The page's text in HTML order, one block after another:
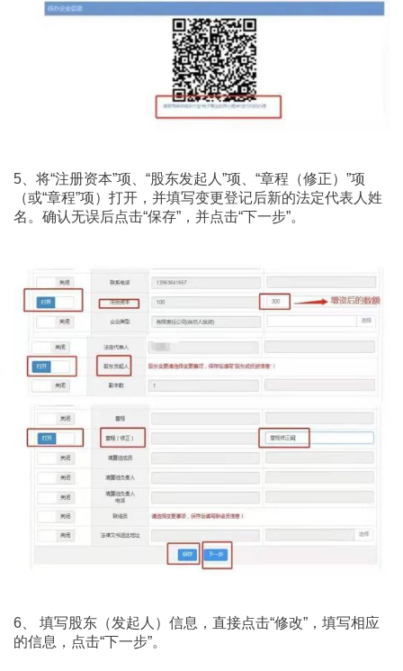
5、将“注册资本”项、“股东发起人”项、“章程（修正）”项
（或“章程”项）打开，并填写变更登记后新的法定代表人姓
名。确认无误后点击“保存”，并点击“下一步”。
6、 填写股东（发起人）信息，直接点击“修改”，填写相应
的信息，点击“下一步”。